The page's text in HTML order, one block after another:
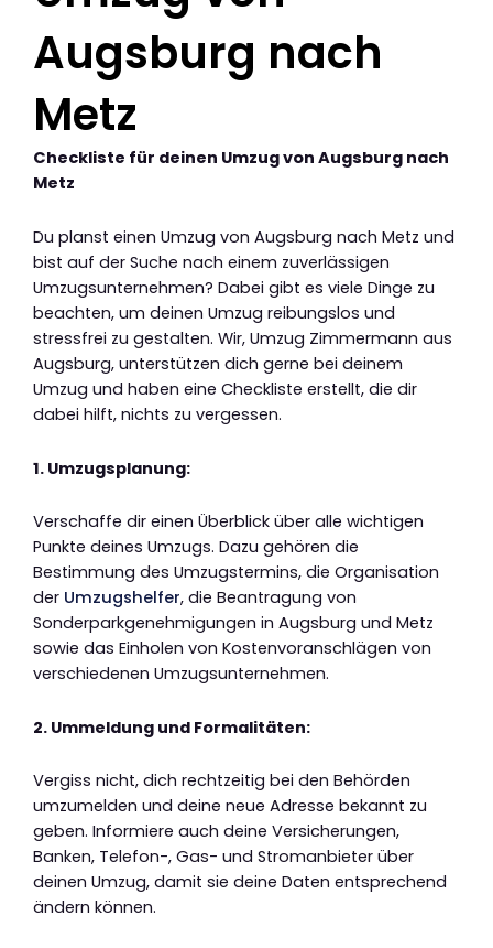
Augsburg nach
Metz
Checkliste für deinen Umzug von Augsburg nach
Metz
Du planst einen Umzug von Augsburg nach Metz und
bist auf der Suche nach einem zuverlässigen
Umzugsunternehmen? Dabei gibt es viele Dinge zu
beachten, um deinen Umzug reibungslos und
stressfrei zu gestalten. Wir, Umzug Zimmermann aus
Augsburg, unterstützen dich gerne bei deinem
Umzug und haben eine Checkliste erstellt, die dir
dabei hilft, nichts zu vergessen.
1. Umzugsplanung:
Verschaffe dir einen Überblick über alle wichtigen
Punkte deines Umzugs. Dazu gehören die
Bestimmung des Umzugstermins, die Organisation
der Umzugshelfer, die Beantragung von
Sonderparkgenehmigungen in Augsburg und Metz
sowie das Einholen von Kostenvoranschlägen von
verschiedenen Umzugsunternehmen.
2. Ummeldung und Formalitäten:
Vergiss nicht, dich rechtzeitig bei den Behörden
umzumelden und deine neue Adresse bekannt zu
geben. Informiere auch deine Versicherungen,
Banken, Telefon-, Gas- und Stromanbieter über
deinen Umzug, damit sie deine Daten entsprechend
ändern können.